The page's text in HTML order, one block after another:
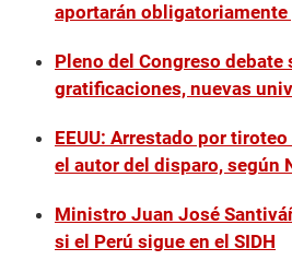
aportarán obligatoriamente
Pleno del Congreso debate
gratificaciones, nuevas
EEUU: Arrestado por
el autor del disparo, según
Ministro Juan José
si el Perú sigue en el SIDH